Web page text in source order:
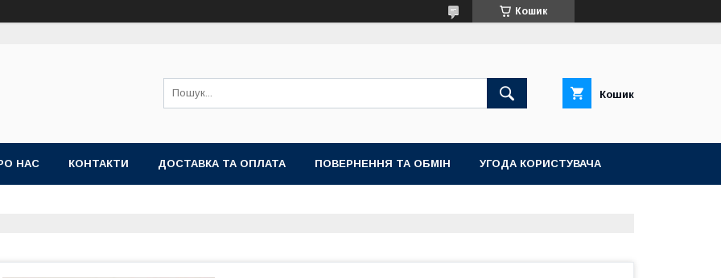
Кошик
Кошик
НАС КОНТАКТИ ДОСТАВКА ТА ОПЛАТА ПОВЕРНЕННЯ ТА ОБМІН УГОДА КОРИСТУВАЧА